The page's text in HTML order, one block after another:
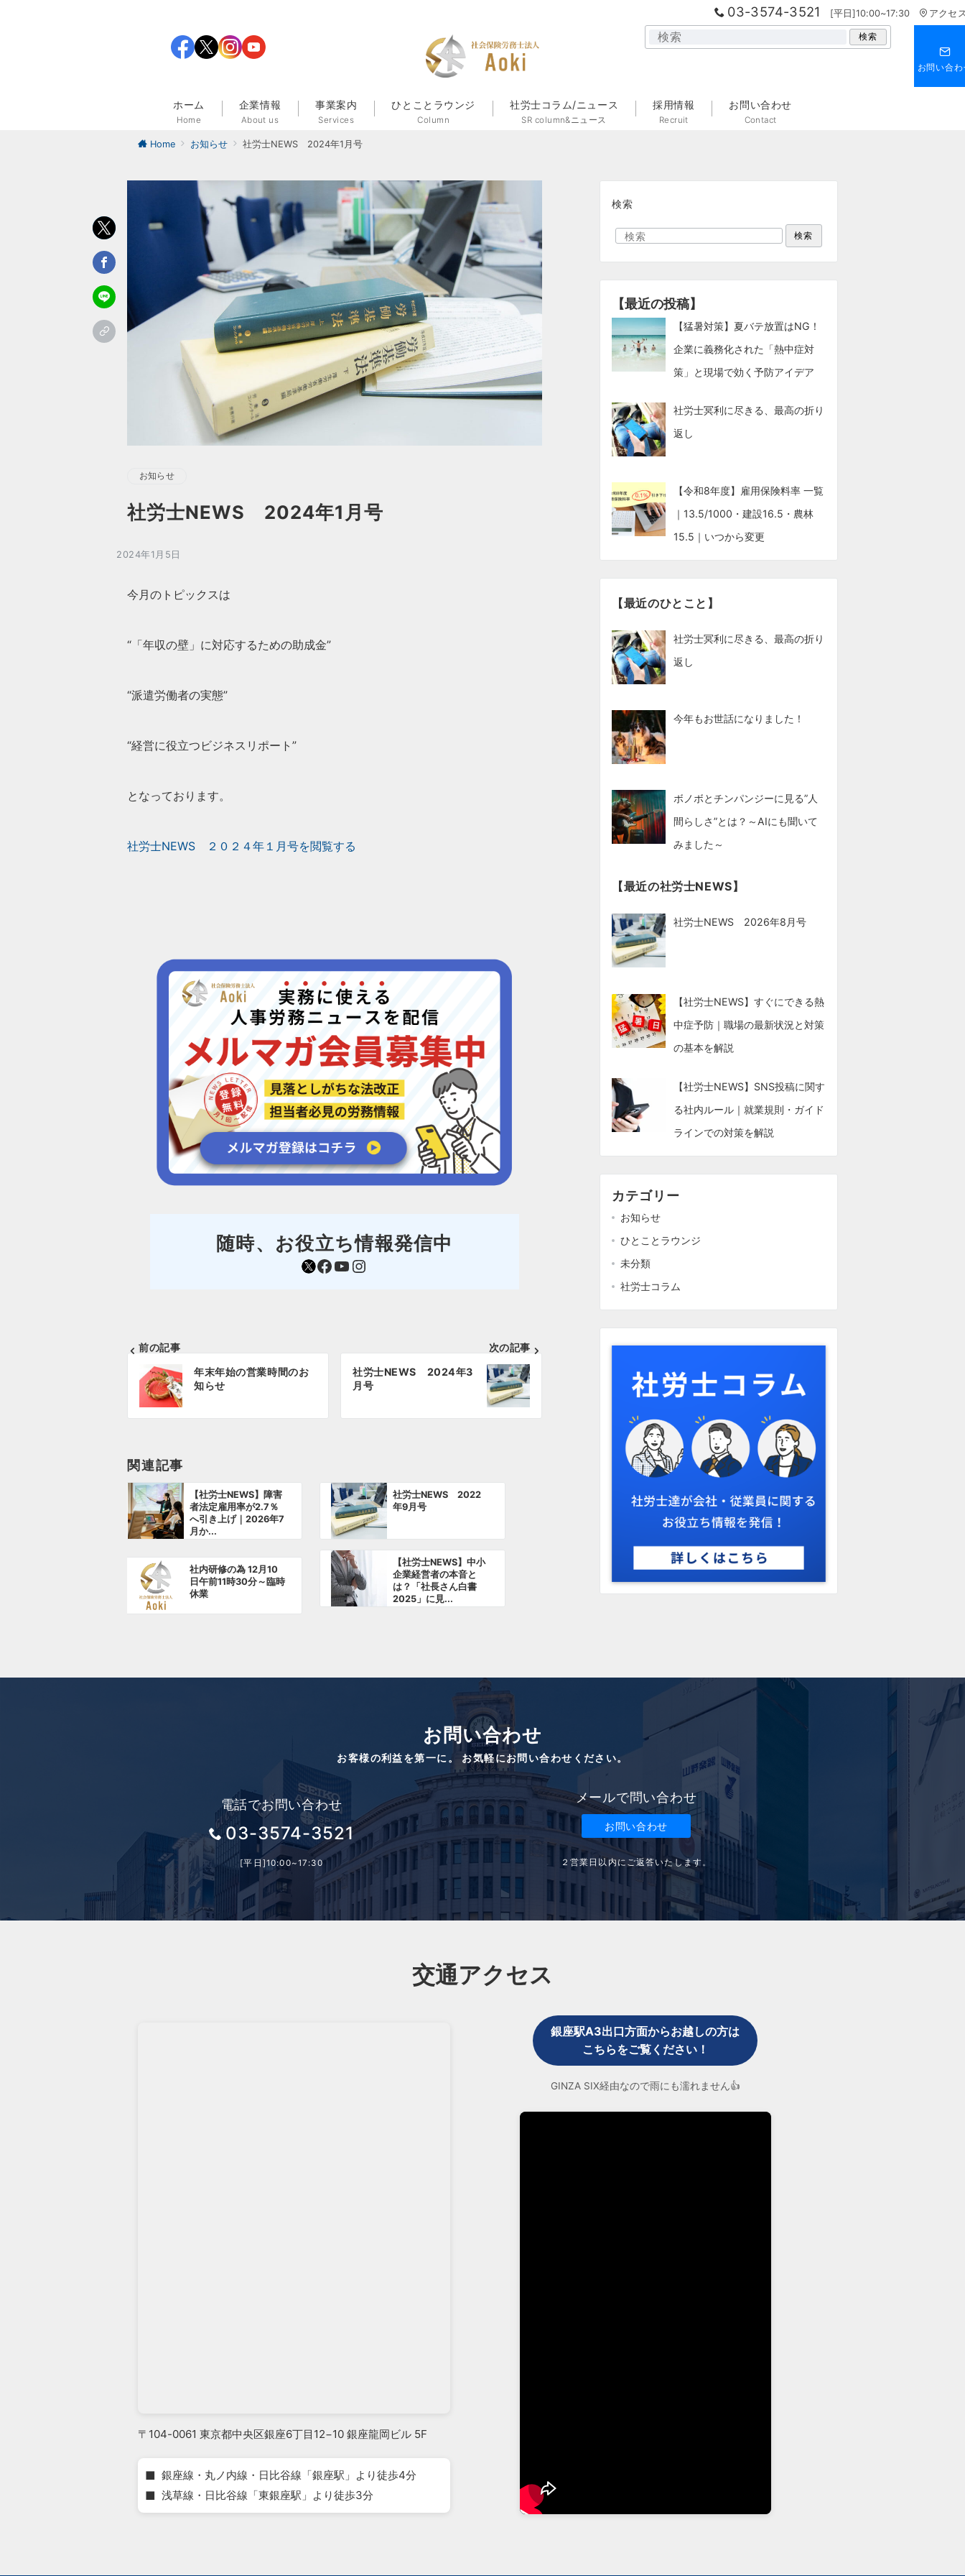
03-3574-3521 [平日]10:00~17:30 アクセ
検索
お問い合わ
ホーム
Home
企業情報
About us
事業案内
Services
ひとことラウンジ
Column
社労士コラム/ニュース
SR column&ニュース
採用情報
Recruit
お問い合わせ
Contact
Home お知らせ 社労士NEWS 2024年1月号
お知らせ
社労士NEWS 2024年1月号
2024年1月5日
今月のトピックスは
“「年収の壁」に対応するための助成金”
“派遣労働者の実態”
“経営に役立つビジネスリポート”
となっております。
社労士NEWS ２０２４年１月号を閲覧する
随時、お役立ち情報発信中
https://mobile.twitter.com/sr_aoki Facebook YouTube Instagram
稿
ナ
ゲ
ー
シ
ョ
前の記事
年末年始の営業時間のお
知らせ
次の記事
社労士NEWS 2024年3
月号
関連記事
【社労士NEWS】障害
者法定雇用率が2.7％
へ引き上げ｜2026年7
月か...
社労士NEWS 2022
年9月号
社内研修の為 12月10
日午前11時30分～臨時
休業
【社労士NEWS】中小
企業経営者の本音と
は？「社長さん白書
2025」に見...
検索
検索
【最近の投稿】
【猛暑対策】夏バテ放置はNG！
企業に義務化された「熱中症対
策」と現場で効く予防アイデア
社労士冥利に尽きる、最高の折り
返し
【令和8年度】雇用保険料率 一覧
｜13.5/1000・建設16.5・農林
15.5｜いつから変更
【最近のひとこと】
社労士冥利に尽きる、最高の折り
返し
今年もお世話になりました！
ボノボとチンパンジーに見る”人
間らしさ”とは？～AIにも聞いて
みました～
【最近の社労士NEWS】
社労士NEWS 2026年8月号
【社労士NEWS】すぐにできる熱
中症予防｜職場の最新状況と対策
の基本を解説
【社労士NEWS】SNS投稿に関す
る社内ルール｜就業規則・ガイド
ラインでの対策を解説
カテゴリー
お知らせ
ひとことラウンジ
未分類
社労士コラム
お問い合わせ
お客様の利益を第一に。 お気軽にお問い合わせください。
電話でお問い合わせ
03-3574-3521
[平日]10:00~17:30
メールで問い合わせ
お問い合わせ
２営業日以内にご返答いたします。
交通アクセス
〒104-0061 東京都中央区銀座6丁目12−10 銀座龍岡ビル 5F
■ 銀座線・丸ノ内線・日比谷線「銀座駅」より徒歩4分
■ 浅草線・日比谷線「東銀座駅」より徒歩3分
銀座駅A3出口方面からお越しの方は
こちらをご覧ください！
GINZA SIX経由なので雨にも濡れません👍